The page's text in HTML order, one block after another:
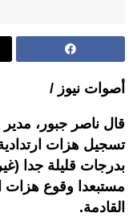
أصوات نيوز /
قال ناصر جبور، مدير
تسجيل هزات
بدرجات قليلة جدا
مستبعدا وقوع هزات
القادمة.